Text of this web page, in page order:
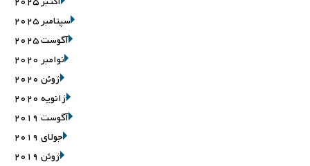
سپتامبر 2025
آگوست 2025
نوامبر 2020
ژوئن 2020
ژانویه 2020
آگوست 2019
جولای 2019
ژوئن 2019